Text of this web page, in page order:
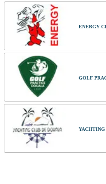
ENERGY
GOLF